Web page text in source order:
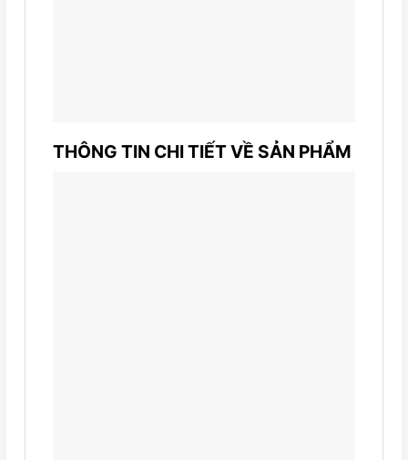
THÔNG TIN CHI TIẾT VỀ SẢN PHẨM